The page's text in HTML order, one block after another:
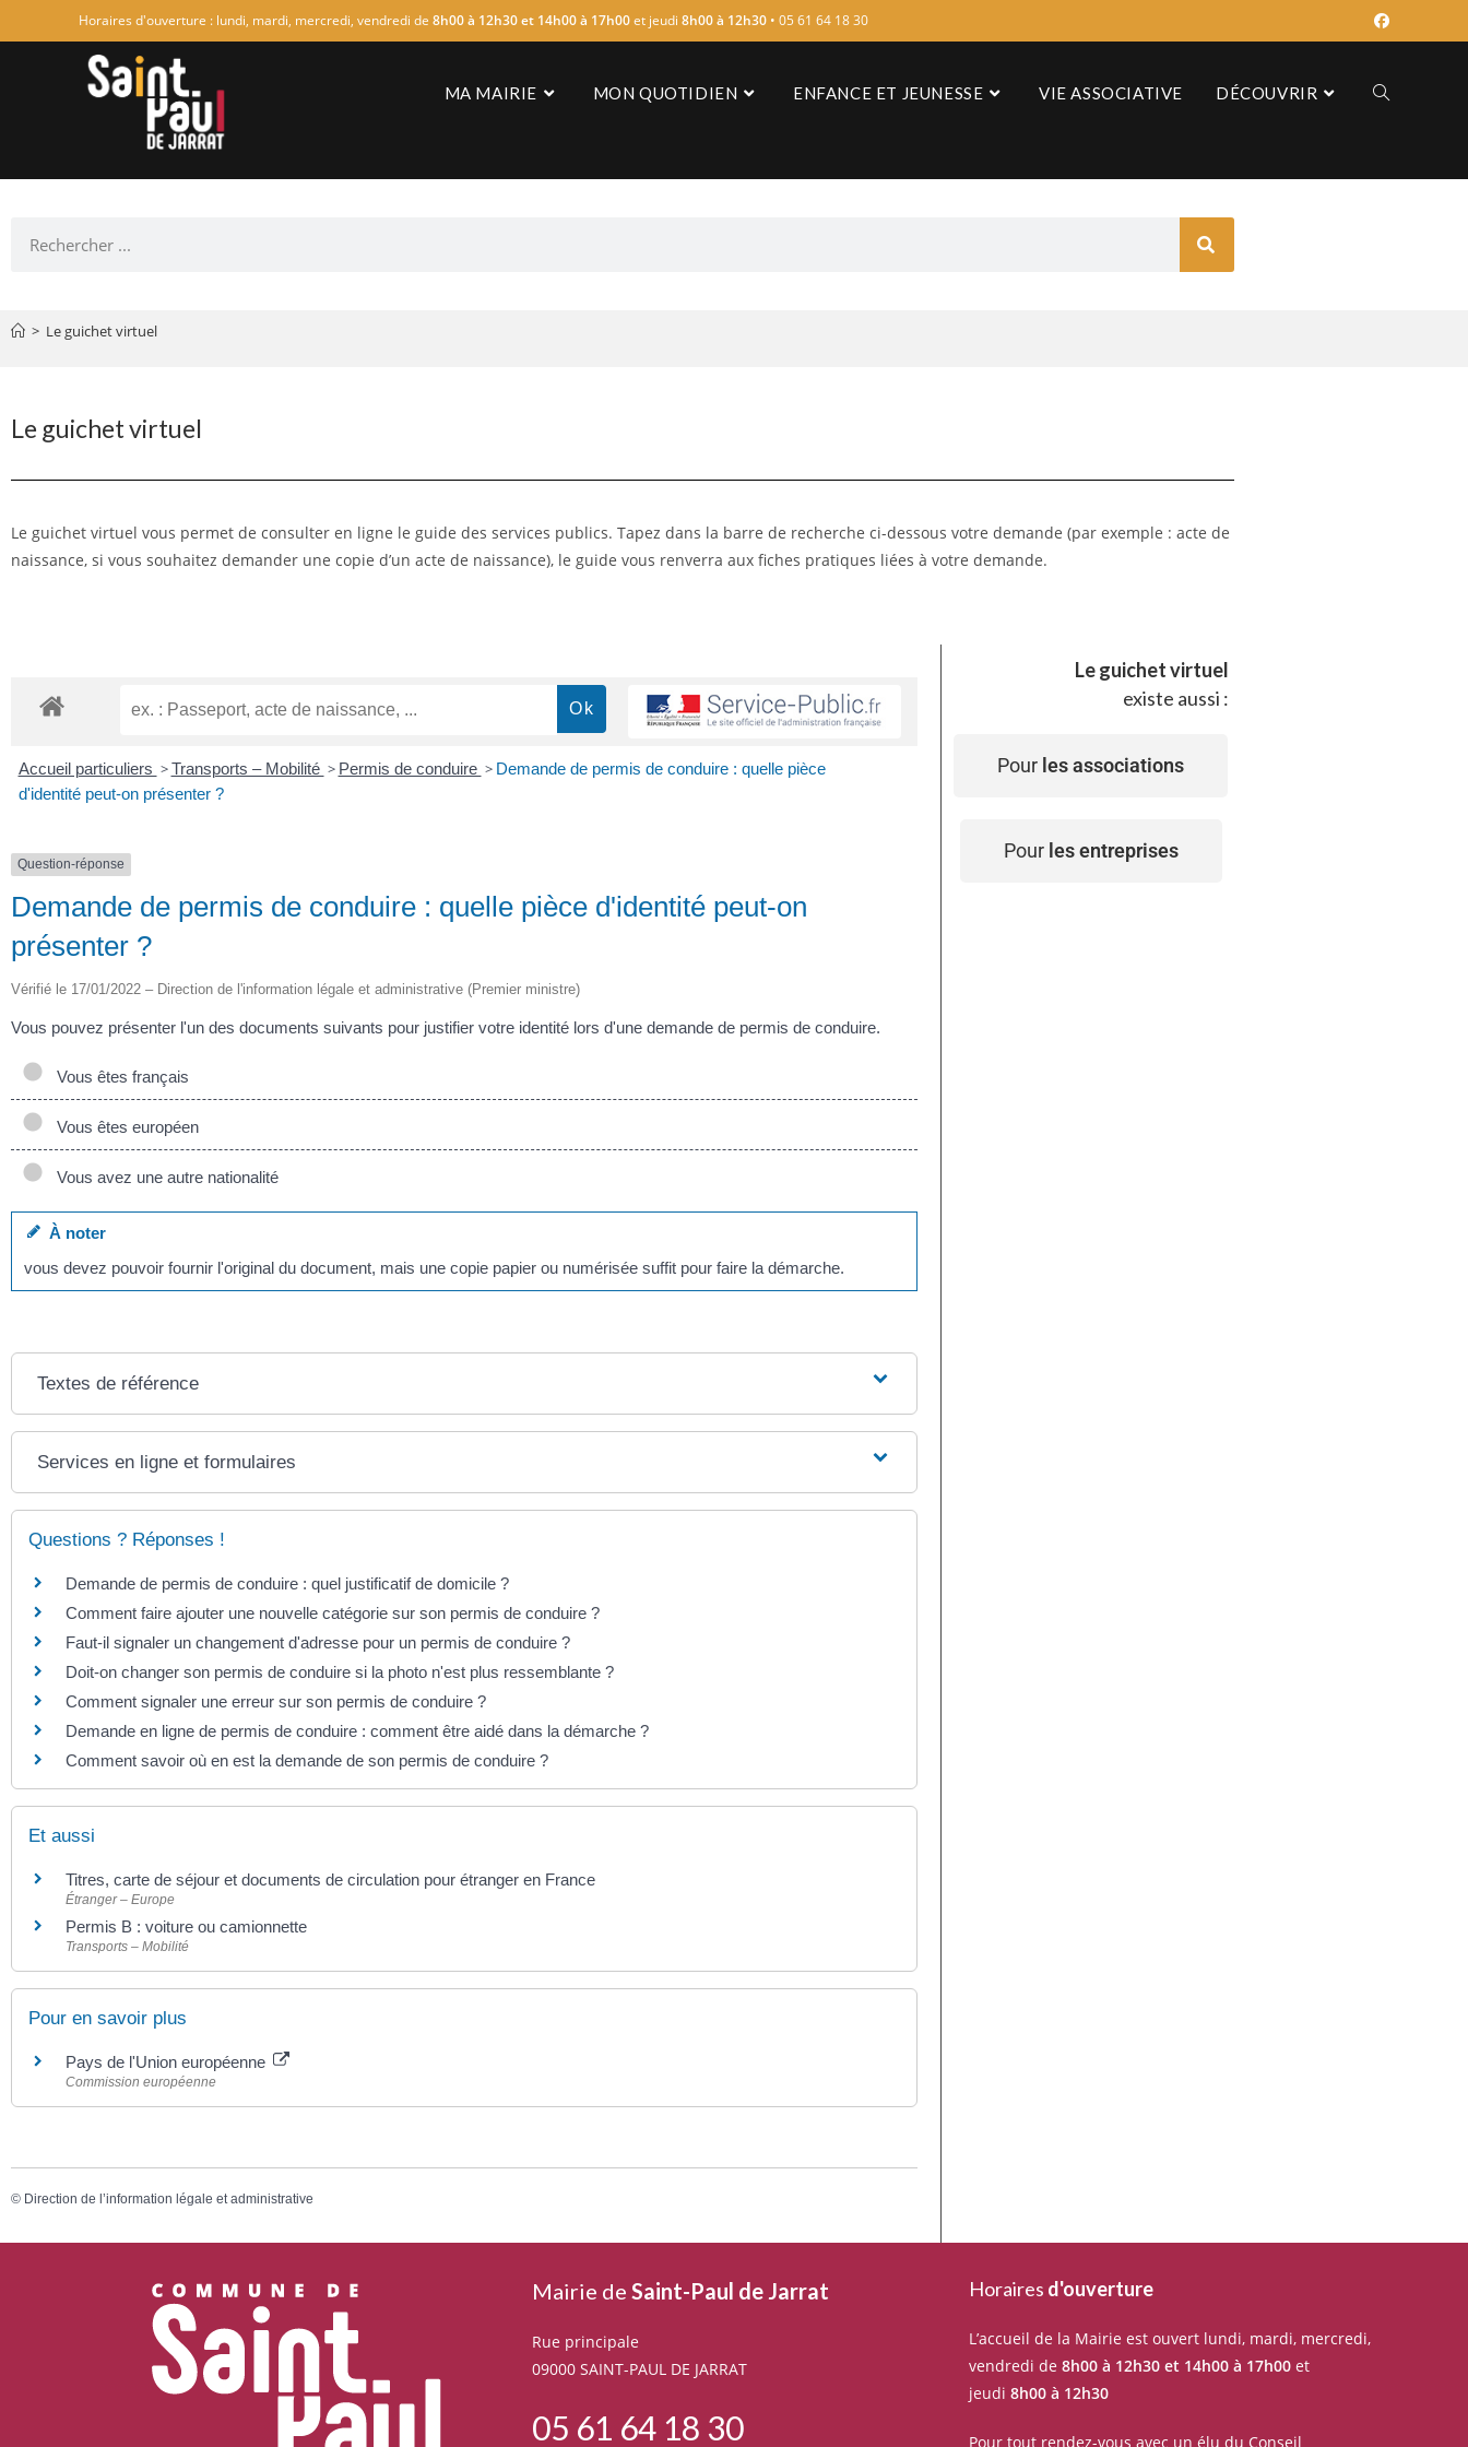
Horaires d'ouverture : lundi, mardi, mercredi, vendredi de 8h00 à 12h30 et 14h00 à 17h00et jeudi 8h00 à 12h30 • 05 61 64 18 30
MA MAIRIE MON QUOTIDIEN ENFANCE ET JEUNESSE VIE ASSOCIATIVE DÉCOUVRIR
> Le guichet virtuel
Le guichet virtuel
Le guichet virtuel vous permet de consulter en ligne le guide des services publics. Tapez dans la barre de recherche ci-dessous votre demande (par exemple : acte de
naissance, si vous souhaitez demander une copie d’un acte de naissance), le guide vous renverra aux fiches pratiques liées à votre demande.
Accueil particuliers > Transports – Mobilité > Permis de conduire > Demande de permis de conduire : quelle pièce
d'identité peut-on présenter ?
Question-réponse
Demande de permis de conduire : quelle pièce d'identité peut-on
présenter ?
Vérifié le 17/01/2022 – Direction de l'information légale et administrative (Premier ministre)
Vous pouvez présenter l'un des documents suivants pour justifier votre identité lors d'une demande de permis de conduire.
Vous êtes français
Vous êtes européen
Vous avez une autre nationalité
À noter
vous devez pouvoir fournir l'original du document, mais une copie papier ou numérisée suffit pour faire la démarche.
Textes de référence
Services en ligne et formulaires
Questions ? Réponses !
Demande de permis de conduire : quel justificatif de domicile ?
Comment faire ajouter une nouvelle catégorie sur son permis de conduire ?
Faut-il signaler un changement d'adresse pour un permis de conduire ?
Doit-on changer son permis de conduire si la photo n'est plus ressemblante ?
Comment signaler une erreur sur son permis de conduire ?
Demande en ligne de permis de conduire : comment être aidé dans la démarche ?
Comment savoir où en est la demande de son permis de conduire ?
Et aussi
Titres, carte de séjour et documents de circulation pour étranger en France
Étranger – Europe
Permis B : voiture ou camionnette
Transports – Mobilité
Pour en savoir plus
Pays de l'Union européenne
Commission européenne
© Direction de l’information légale et administrative
Le guichet virtuel
existe aussi :
Pour les associations
Pour les entreprises
Mairie de Saint-Paul de Jarrat
Rue principale
09000 SAINT-PAUL DE JARRAT
05 61 64 18 30
Horaires d'ouverture
L’accueil de la Mairie est ouvert lundi, mardi, mercredi,
vendredi de 8h00 à 12h30 et 14h00 à 17h00et
jeudi 8h00 à 12h30
Pour tout rendez-vous avec un élu du Conseil